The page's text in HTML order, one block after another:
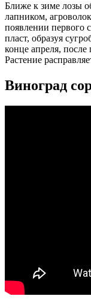
Ближе к зиме лозы
лапником,
появлении первого
пласт, образуя
конце апреля,
Растение
Виноград